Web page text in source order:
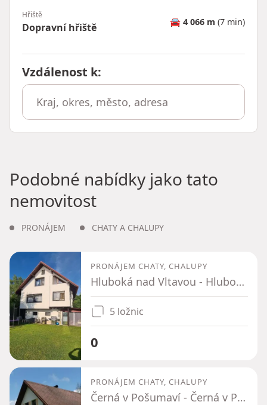
Hřiště
Dopravní hřiště 🚘 4 066 m (7 min)
Vzdálenost k:
Podobné nabídky jako tato
nemovitost
PRONÁJEM CHATY A CHALUPY
PRONÁJEM CHATY, CHALUPY
Hluboká nad Vltavou - Hluboká nad Vltavou, Jihočeský kraj
5 ložnic
0
PRONÁJEM CHATY, CHALUPY
Černá v Pošumaví - Černá v Pošumaví, Jihočeský kraj